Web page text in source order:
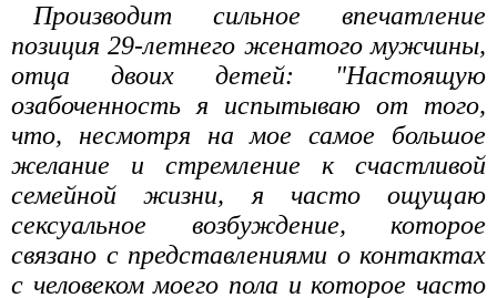
Производит сильное впечатление
позиция 29-летнего женатого мужчины,
отца двоих детей: "Настоящую
озабоченность я испытываю от того,
что, несмотря на мое самое большое
желание и стремление к счастливой
семейной жизни, я часто ощущаю
сексуальное возбуждение, которое
связано с представлениями о контактах
с человеком моего пола и которое часто